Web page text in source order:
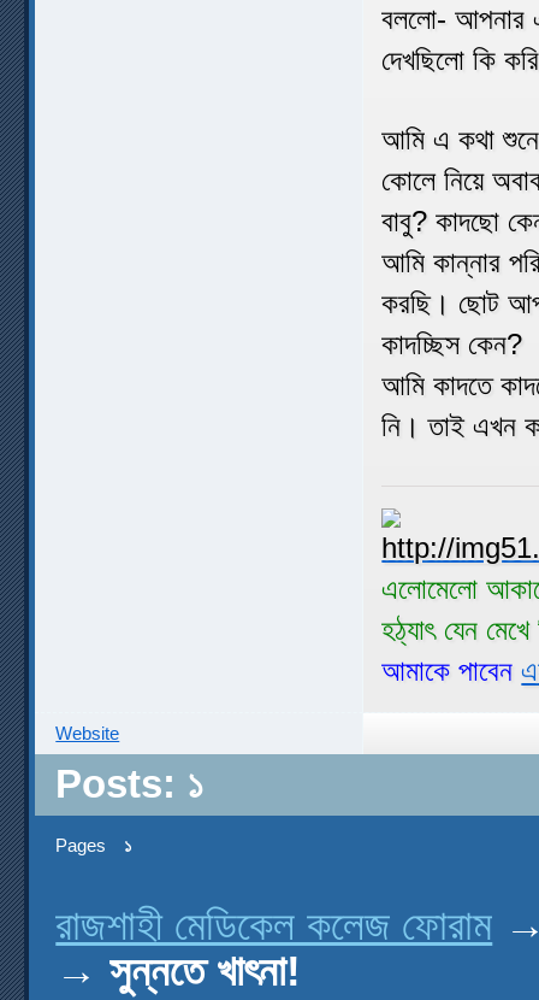
বললো- আপনার
দেখছিলো কি
আমি এ কথা শুনে
কোলে নিয়ে
বাবু? কাদছো
আমি কান্নার
করছি। ছোট আপু
কাদচ্ছিস কেন?
আমি কাদতে
নি। তাই এখন
এলোমেলো
হঠ্যাৎ যেন
আমাকে পাবেন
Website
Posts: ১
Pages ১
রাজশাহী মেডিকেল কলেজ ফোরাম
→সুন্নতে খাৎনা!